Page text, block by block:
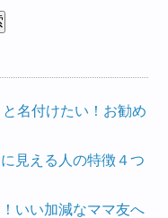
名付けたい！お勧め
見える人の特徴４つ
いい加減なママ友へ